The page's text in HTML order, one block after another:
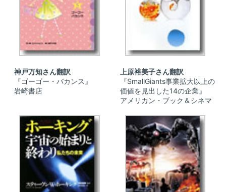
神戸万知さん翻訳
『ゴーゴー・バカンス』
岩崎書店
上原裕美子さん翻訳
『SmallGiants事業拡大以上の
価値を見出した14の企業』
アメリカン・ブック＆シネマ